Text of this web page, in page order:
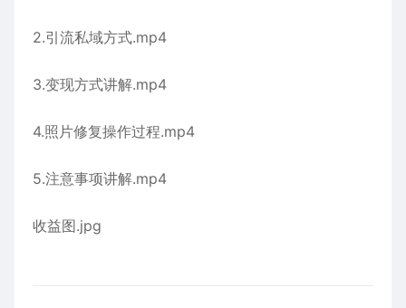
2.引流私域方式.mp4
3.变现方式讲解.mp4
4.照片修复操作过程.mp4
5.注意事项讲解.mp4
收益图.jpg